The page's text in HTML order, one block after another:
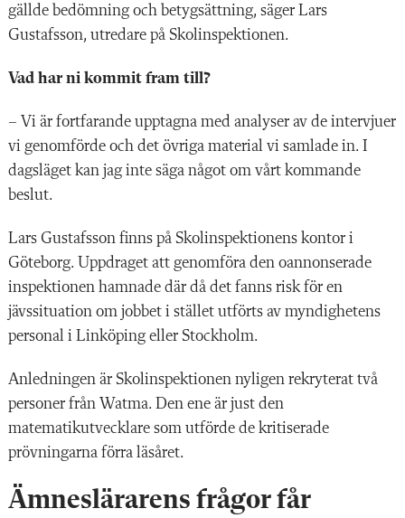
gällde bedömning och betygsättning, säger Lars
Gustafsson, utredare på Skolinspektionen.
Vad har ni kommit fram till?
– Vi är fortfarande upptagna med analyser av de intervjuer
vi genomförde och det övriga material vi samlade in. I
dagsläget kan jag inte säga något om vårt kommande
beslut.
Lars Gustafsson finns på Skolinspektionens kontor i
Göteborg. Uppdraget att genomföra den oannonserade
inspektionen hamnade där då det fanns risk för en
jävssituation om jobbet i stället utförts av myndighetens
personal i Linköping eller Stockholm.
Anledningen är Skolinspektionen nyligen rekryterat två
personer från Watma. Den ene är just den
matematikutvecklare som utförde de kritiserade
prövningarna förra läsåret.
Ämneslärarens frågor får